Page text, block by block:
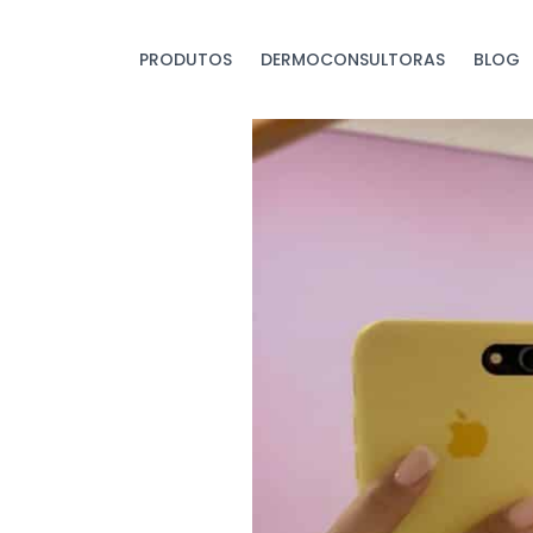
PRODUTOS DERMOCONSULTORAS BLOG